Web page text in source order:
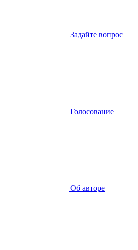
Задайте вопрос
Голосование
Об авторе